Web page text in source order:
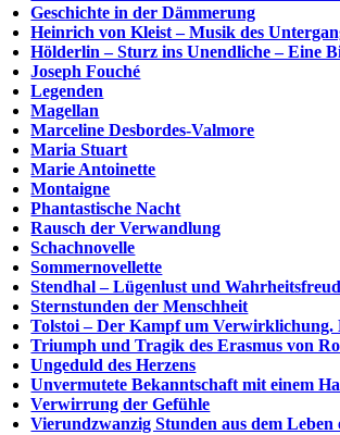
Geschichte in der Dämmerung
Heinrich von Kleist – Musik des
Hölderlin – Sturz ins Unendliche – Eine
Joseph Fouché
Legenden
Magellan
Marceline Desbordes-Valmore
Maria Stuart
Marie Antoinette
Montaigne
Phantastische Nacht
Rausch der Verwandlung
Schachnovelle
Sommernovellette
Stendhal – Lügenlust und
Sternstunden der Menschheit
Tolstoi – Der Kampf um Verwirklichung.
Triumph und Tragik des Erasmus von
Ungeduld des Herzens
Unvermutete Bekanntschaft mit einem
Verwirrung der Gefühle
Vierundzwanzig Stunden aus dem Leben